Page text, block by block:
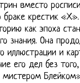
вместо
браке крестик
как эпоха
знания. Она
иллюстрации и
его дел без
мистером